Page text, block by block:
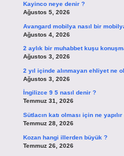
Kayinco neye denir ?
Ağustos 5, 2026
Avangard mobilya nasıl bir
Ağustos 4, 2026
2 aylık bir muhabbet kuşu
Ağustos 3, 2026
2 yıl içinde alınmayan ehliyet ne
Ağustos 3, 2026
İngilizce 9 5 nasıl denir ?
Temmuz 31, 2026
Sütlacın katı olması için ne yapılır
Temmuz 28, 2026
Kozan hangi illerden büyük ?
Temmuz 26, 2026